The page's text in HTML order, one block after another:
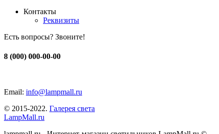
Контакты
Реквизиты
Есть вопросы? Звоните!
8 (000) 000-00-00
Email: info@lampmall.ru
© 2015-2022. Галерея света
LampMall.ru